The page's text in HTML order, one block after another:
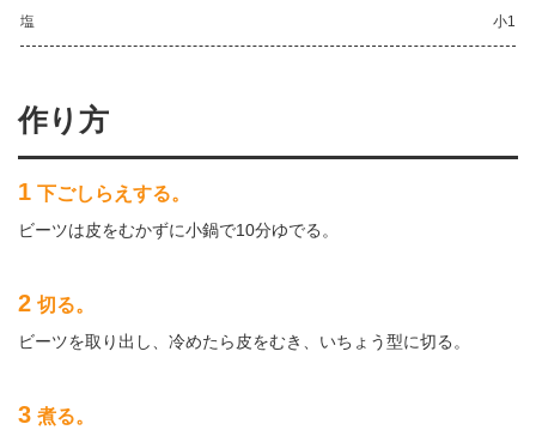
塩 小1
作り方
1 下ごしらえする。
ビーツは皮をむかずに小鍋で10分ゆでる。
2 切る。
ビーツを取り出し、冷めたら皮をむき、いちょう型に切る。
3 煮る。